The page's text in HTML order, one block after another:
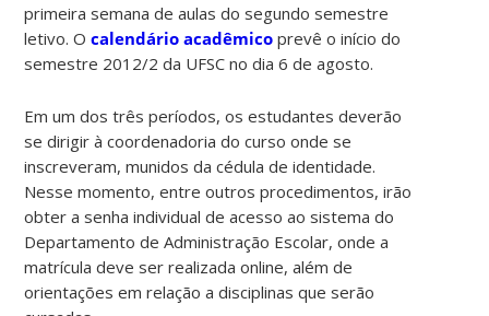
primeira semana de aulas do segundo semestre
letivo. Ocalendário acadêmico prevê o início do
semestre 2012/2 da UFSC no dia 6 de agosto.
Em um dos três períodos, os estudantes deverão
se dirigir à coordenadoria do curso onde se
inscreveram, munidos da cédula de identidade.
Nesse momento, entre outros procedimentos, irão
obter a senha individual de acesso ao sistema do
Departamento de Administração Escolar, onde a
matrícula deve ser realizada online, além de
orientações em relação a disciplinas que serão